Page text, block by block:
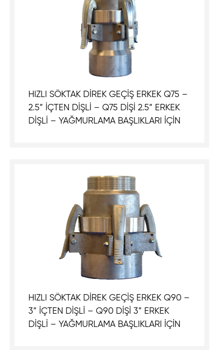
HIZLI SÖKTAK DİREK GEÇİŞ ERKEK Q75 –
2.5” İÇTEN DİŞLİ – Q75 DİŞİ 2.5” ERKEK
DİŞLİ – YAĞMURLAMA BAŞLIKLARI İÇİN
HIZLI SÖKTAK DİREK GEÇİŞ ERKEK Q90 –
3” İÇTEN DİŞLİ – Q90 DİŞİ 3” ERKEK
DİŞLİ – YAĞMURLAMA BAŞLIKLARI İÇİN